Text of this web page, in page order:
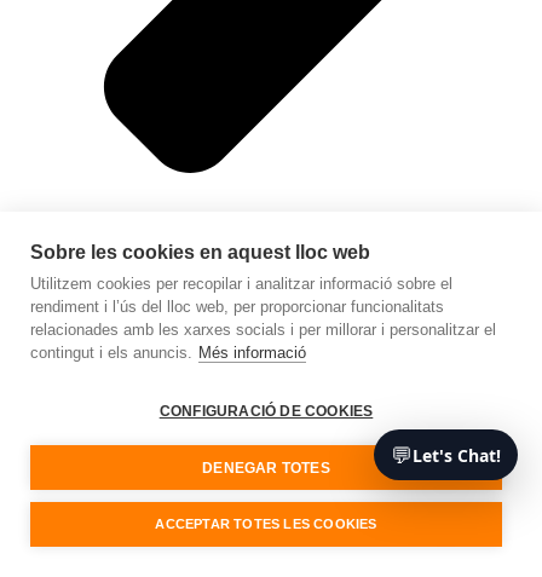
Agències de màrqueting digital
💬Let's Chat!
Sobre les cookies en aquest lloc web
Utilitzem cookies per recopilar i analitzar informació sobre el
rendiment i l’ús del lloc web, per proporcionar funcionalitats
relacionades amb les xarxes socials i per millorar i personalitzar el
contingut i els anuncis. Més informació
CONFIGURACIÓ DE COOKIES
DENEGAR TOTES
ACCEPTAR TOTES LES COOKIES